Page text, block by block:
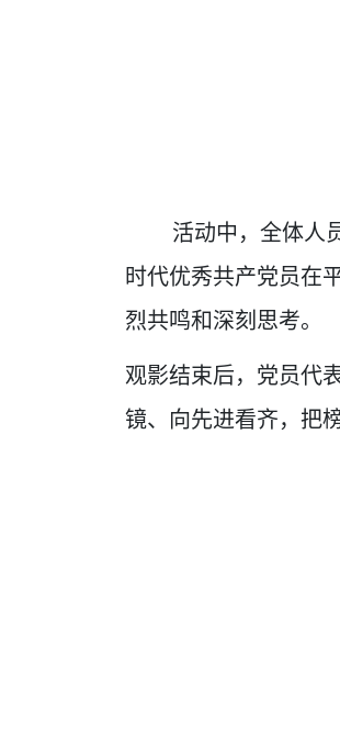
活动中，全体人
时代优秀共产党员在
烈共鸣和深刻思考。
观影结束后，党员代
镜、向先进看齐，把